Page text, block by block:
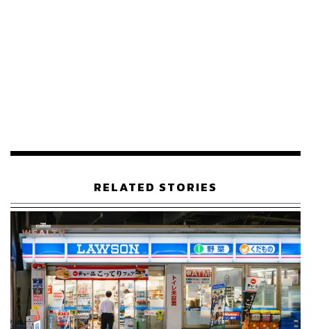
พอใจอย่างรุนแรงต่อชนชั้นสูงทางการเมืองของเนปาล รวม
และกลุ่มอีลิตที่ใช้ชีวิตหรูหราและสะดวกสบาย สวนทางกับ
ประชากรส่วนใหญ่ในประเทศ ซึ่งสะท้อนความเหลื่อมล้ำทาง
สังคมในเนปาลได้อย่างชัดเจน รวมถึงต่อต้านคอร์รัปชันและ
ความไม่มีประสิทธิภาพของรัฐบาลในการแก้ไขปัญหา
เศรษฐกิจและการว่างงาน
สุศีลาได้รับการยกย่องอย่างกว้างขวางว่า เป็นผู้มีภาพลักษณ์
ที่ขาวสะอาด ได้รับการสนับสนุนจากผู้นำนักศึกษาจากกลุ่ม
Gen Z ให้เป็นผู้นำรัฐบาลเนปาลชั่วคราว โดยบรรดาผู้
RELATED STORIES